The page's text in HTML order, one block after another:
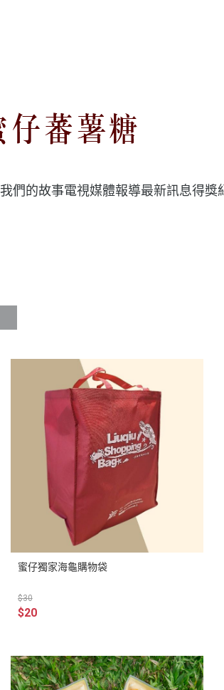
我們的故事電視媒體報導最新訊息得獎
蜜仔獨家海龜購物袋
$30
$20